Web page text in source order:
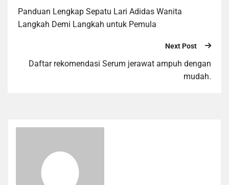
Panduan Lengkap Sepatu Lari Adidas Wanita
Langkah Demi Langkah untuk Pemula
Next Post
Daftar rekomendasi Serum jerawat ampuh dengan
mudah.